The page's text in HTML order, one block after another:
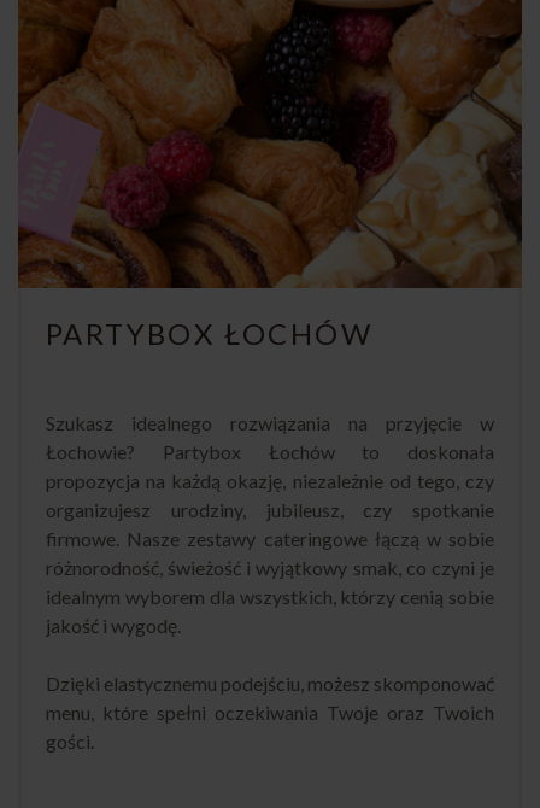
PARTYBOX ŁOCHÓW
Szukasz idealnego rozwiązania na przyjęcie w
Łochowie? Partybox Łochów to doskonała
propozycja na każdą okazję, niezależnie od tego, czy
organizujesz urodziny, jubileusz, czy spotkanie
firmowe. Nasze zestawy cateringowe łączą w sobie
różnorodność, świeżość i wyjątkowy smak, co czyni je
idealnym wyborem dla wszystkich, którzy cenią sobie
jakość i wygodę.
Dzięki elastycznemu podejściu, możesz skomponować
menu, które spełni oczekiwania Twoje oraz Twoich
gości.